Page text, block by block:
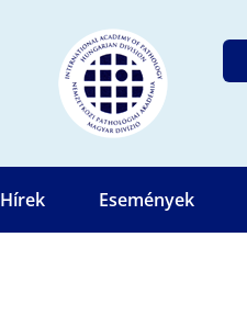
Hírek Események